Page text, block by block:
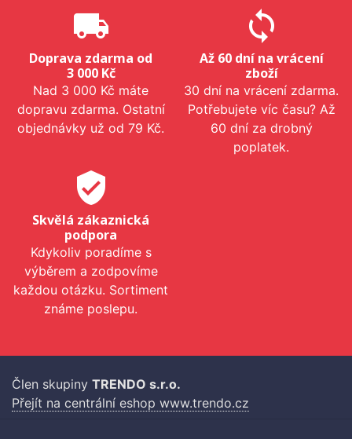
local_shipping
Doprava zdarma od
3 000 Kč
Nad 3 000 Kč máte
dopravu zdarma. Ostatní
objednávky už od 79 Kč.
sync
Až 60 dní na vrácení
zboží
30 dní na vrácení zdarma.
Potřebujete víc času? Až
60 dní za drobný
poplatek.
verified_user
Skvělá zákaznická
podpora
Kdykoliv poradíme s
výběrem a zodpovíme
každou otázku. Sortiment
známe poslepu.
Člen skupiny TRENDO s.r.o.
Přejít na centrální eshop www.trendo.cz